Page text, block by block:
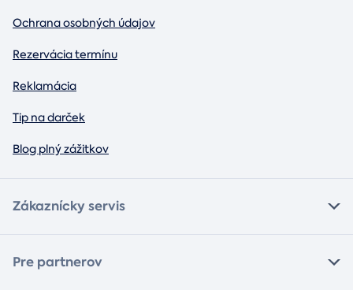
Ochrana osobných údajov
Rezervácia termínu
Reklamácia
Tip na darček
Blog plný zážitkov
Zákaznícky servis
Pre partnerov